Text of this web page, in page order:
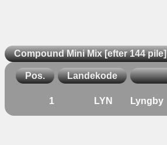
Compound Mini Mix [efter 144 pile]
Pos. Landekode
1 LYN Lyngby